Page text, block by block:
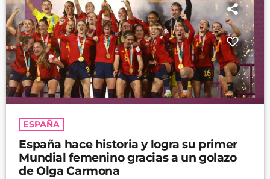
ESPAÑA
España hace historia y logra su primer
Mundial femenino gracias a un golazo
de Olga Carmona